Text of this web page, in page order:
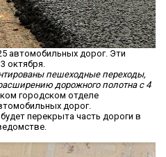
автомобильных дорог. Эти
октября.
пешеходные переходы,
дорожного полотна с 4
городском отделе
дорог.
перекрыта часть дороги в